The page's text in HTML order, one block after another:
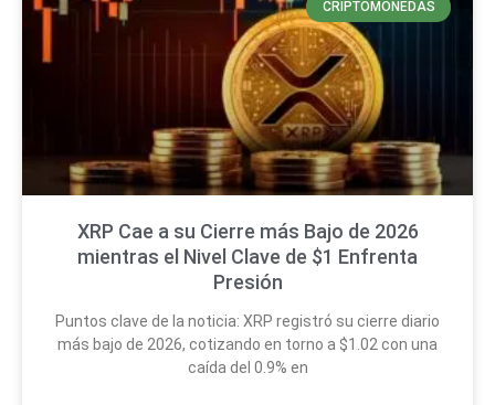
CRIPTOMONEDAS
XRP Cae a su Cierre más Bajo de 2026
mientras el Nivel Clave de $1 Enfrenta
Presión
Puntos clave de la noticia: XRP registró su cierre diario
más bajo de 2026, cotizando en torno a $1.02 con una
caída del 0.9% en